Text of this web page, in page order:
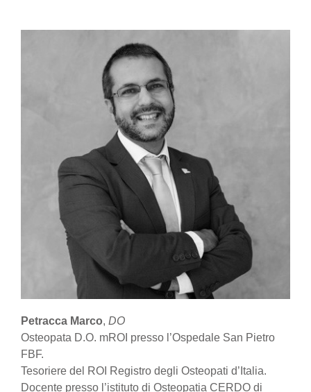
Petracca Marco, DO
Osteopata D.O. mROI presso l’Ospedale San Pietro
FBF.
Tesoriere del ROI Registro degli Osteopati d’Italia.
Docente presso l’istituto di Osteopatia CERDO di